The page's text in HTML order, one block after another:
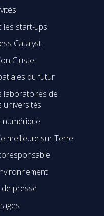
les start-ups
Catalyst
Cluster
du futur
laboratoires de
universités
meilleure sur Terre
presse